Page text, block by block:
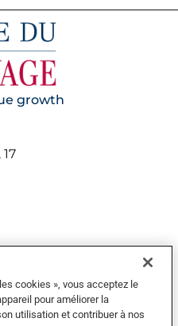
growth
cookies », vous acceptez le
pour améliorer la
utilisation et contribuer à nos